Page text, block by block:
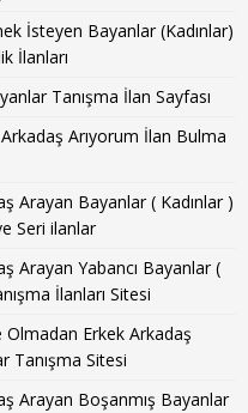
İsteyen Bayanlar (Kadınlar)
İlanları
Tanışma İlan Sayfası
Arıyorum İlan Bulma
Arayan Bayanlar ( Kadınlar )
Seri ilanlar
Arayan Yabancı Bayanlar (
İlanları Sitesi
Olmadan Erkek Arkadaş
Tanışma Sitesi
Arayan Boşanmış Bayanlar